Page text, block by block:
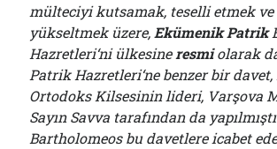
mülteciyi kutsamak, teselli etmek
yükseltmek üzere, Ekümenik Patrik
Hazretleri‘ni ülkesineresmiolarak
Patrik Hazretleri‘ne benzer bir davet,
Ortodoks Kilsesinin lideri, Varşova
Sayın Savva tarafından da
Bartholomeos bu davetlere icabet